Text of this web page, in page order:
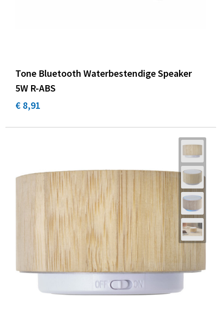
Tone Bluetooth Waterbestendige Speaker
5W R-ABS
€ 8,91